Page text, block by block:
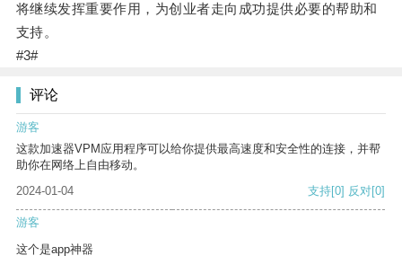
将继续发挥重要作用，为创业者走向成功提供必要的帮助和
支持。
#3#
评论
游客
这款加速器VPM应用程序可以给你提供最高速度和安全性的连接，并帮
助你在网络上自由移动。
2024-01-04
支持[0] 反对[0]
游客
这个是app神器